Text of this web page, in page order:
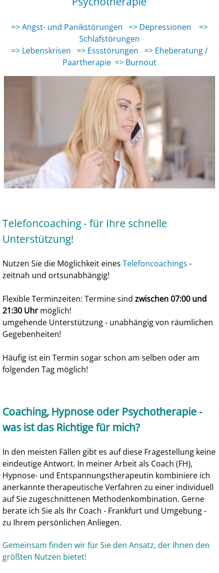
=>Angst- und Panikstörungen => Depressionen
=>
Schlafstörungen
=> Lebenskrisen => Essstörungen => Eheberatung /
Paartherapie => Burnout
Telefoncoaching - für Ihre schnelle
Unterstützung!
Nutzen Sie die Möglichkeit eines Telefoncoachings -
zeitnah und ortsunabhängig!
Flexible Terminzeiten: Termine sind zwischen 07:00 und
21:30 Uhr möglich!
umgehende Unterstützung- unabhängig von räumlichen
Gegebenheiten!
Häufig ist ein Termin sogar schon am selben oder am
folgenden Tag möglich!
Coaching, Hypnose oder Psychotherapie -
was ist das Richtige für mich?
In den meisten Fällen gibt es auf diese Fragestellung keine
eindeutige Antwort. In meiner Arbeit als Coach (FH),
Hypnose- und Entspannungstherapeutin kombiniere ich
anerkannte therapeutische Verfahren zu einer individuell
auf Sie zugeschnittenen Methodenkombination. Gerne
berate ich Sie als Ihr Coach - Frankfurt und Umgebung -
zu Ihrem persönlichen Anliegen.
Gemeinsam finden wir für Sie den Ansatz, der Ihnen den
größten Nutzen bietet!